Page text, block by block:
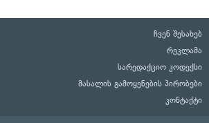
ჩვენ შესახებ
რეკლამა
სარედაქციო კოდექსი
მასალის გამოყენების პირობები
კონტაქტი